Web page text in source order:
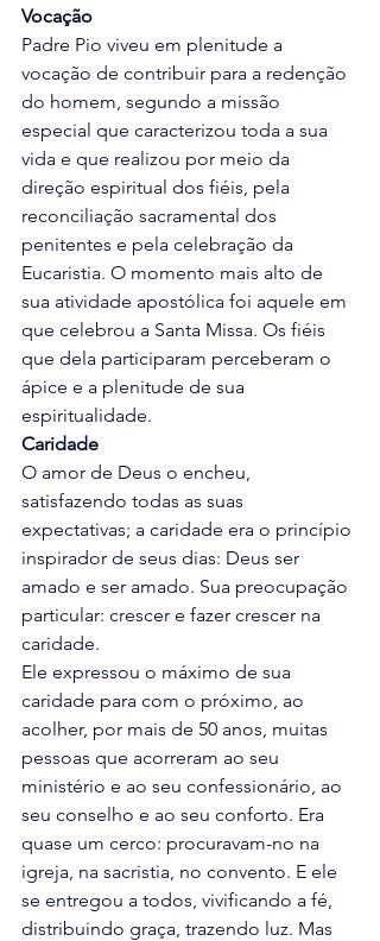
Vocação
Padre Pio viveu em plenitude a
vocação de contribuir para a redenção
do homem, segundo a missão
especial que caracterizou toda a sua
vida e que realizou por meio da
direção espiritual dos fiéis, pela
reconciliação sacramental dos
penitentes e pela celebração da
Eucaristia. O momento mais alto de
sua atividade apostólica foi aquele em
que celebrou a Santa Missa. Os fiéis
que dela participaram perceberam o
ápice e a plenitude de sua
espiritualidade.
Caridade
O amor de Deus o encheu,
satisfazendo todas as suas
expectativas; a caridade era o princípio
inspirador de seus dias: Deus ser
amado e ser amado. Sua preocupação
particular: crescer e fazer crescer na
caridade.
Ele expressou o máximo de sua
caridade para com o próximo, ao
acolher, por mais de 50 anos, muitas
pessoas que acorreram ao seu
ministério e ao seu confessionário, ao
seu conselho e ao seu conforto. Era
quase um cerco: procuravam-no na
igreja, na sacristia, no convento. E ele
se entregou a todos, vivificando a fé,
distribuindo graça, trazendo luz. Mas